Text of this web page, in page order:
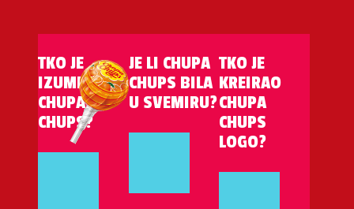
TKO JE
IZUMIO
CHUPA
CHUPS?
JE LI CHUPA
CHUPS BILA
U SVEMIRU?
TKO JE
KREIRAO
CHUPA
CHUPS
LOGO?